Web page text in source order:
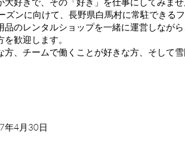
ンに向けて、長野県白馬村に常駐できる
品のレンタルショップを一緒に運営しなが
歓迎します。
方、チームで働くことが好きな方、そして
年4月30日